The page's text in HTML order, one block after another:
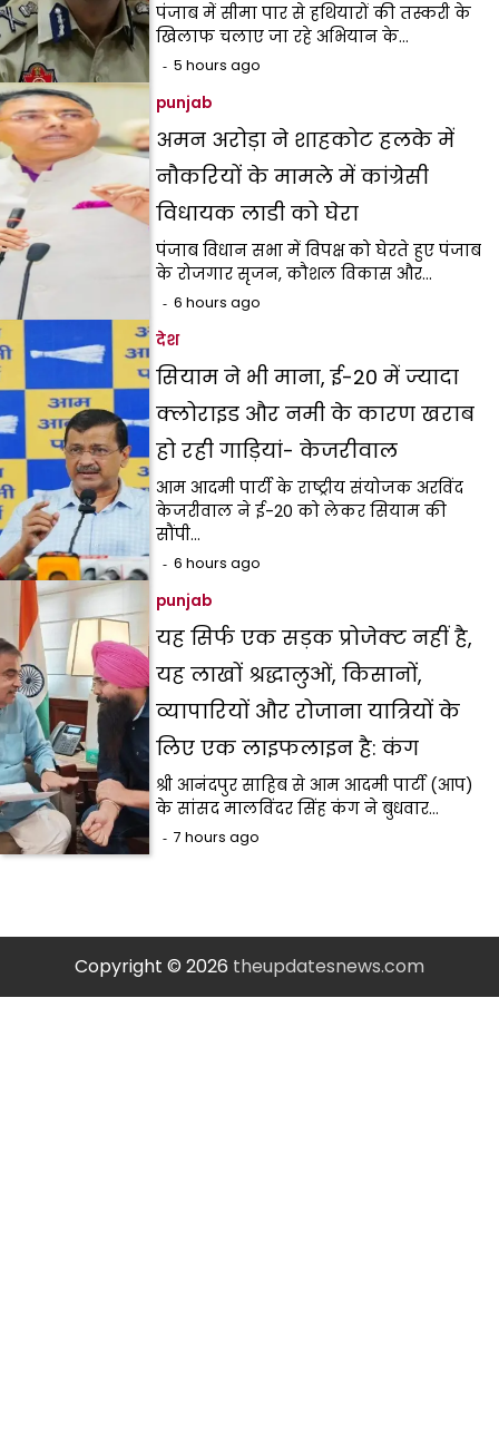
पंजाब में सीमा पार से हथियारों की तस्करी के
खिलाफ चलाए जा रहे अभियान के…
5 hours ago
punjab
अमन अरोड़ा ने शाहकोट हलके में
नौकरियों के मामले में कांग्रेसी
विधायक लाडी को घेरा
पंजाब विधान सभा में विपक्ष को घेरते हुए पंजाब
के रोजगार सृजन, कौशल विकास और…
6 hours ago
देश
सियाम ने भी माना, ई-20 में ज्यादा
क्लोराइड और नमी के कारण खराब
हो रही गाड़ियां- केजरीवाल
आम आदमी पार्टी के राष्ट्रीय संयोजक अरविंद
केजरीवाल ने ई-20 को लेकर सियाम की
सौंपी…
6 hours ago
punjab
यह सिर्फ एक सड़क प्रोजेक्ट नहीं है,
यह लाखों श्रद्धालुओं, किसानों,
व्यापारियों और रोजाना यात्रियों के
लिए एक लाइफलाइन है: कंग
श्री आनंदपुर साहिब से आम आदमी पार्टी (आप)
के सांसद मालविंदर सिंह कंग ने बुधवार…
7 hours ago
Copyright © 2026 theupdatesnews.com